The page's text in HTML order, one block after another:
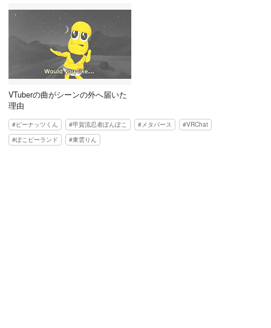
VTuberの曲がシーンの外へ届いた
理由
ピーナッツくん 甲賀流忍者ぽんぽこ メタバース
VRChat
ぽこピーランド
東雲りん